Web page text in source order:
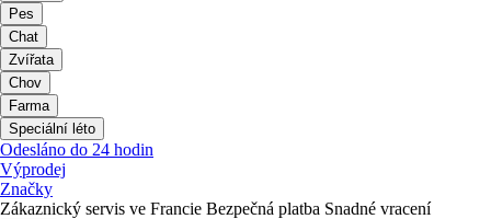
Pes
Chat
Zvířata
Chov
Farma
Speciální léto
Odesláno do 24 hodin
Výprodej
Značky
Zákaznický servis ve Francie Bezpečná platba Snadné vracení